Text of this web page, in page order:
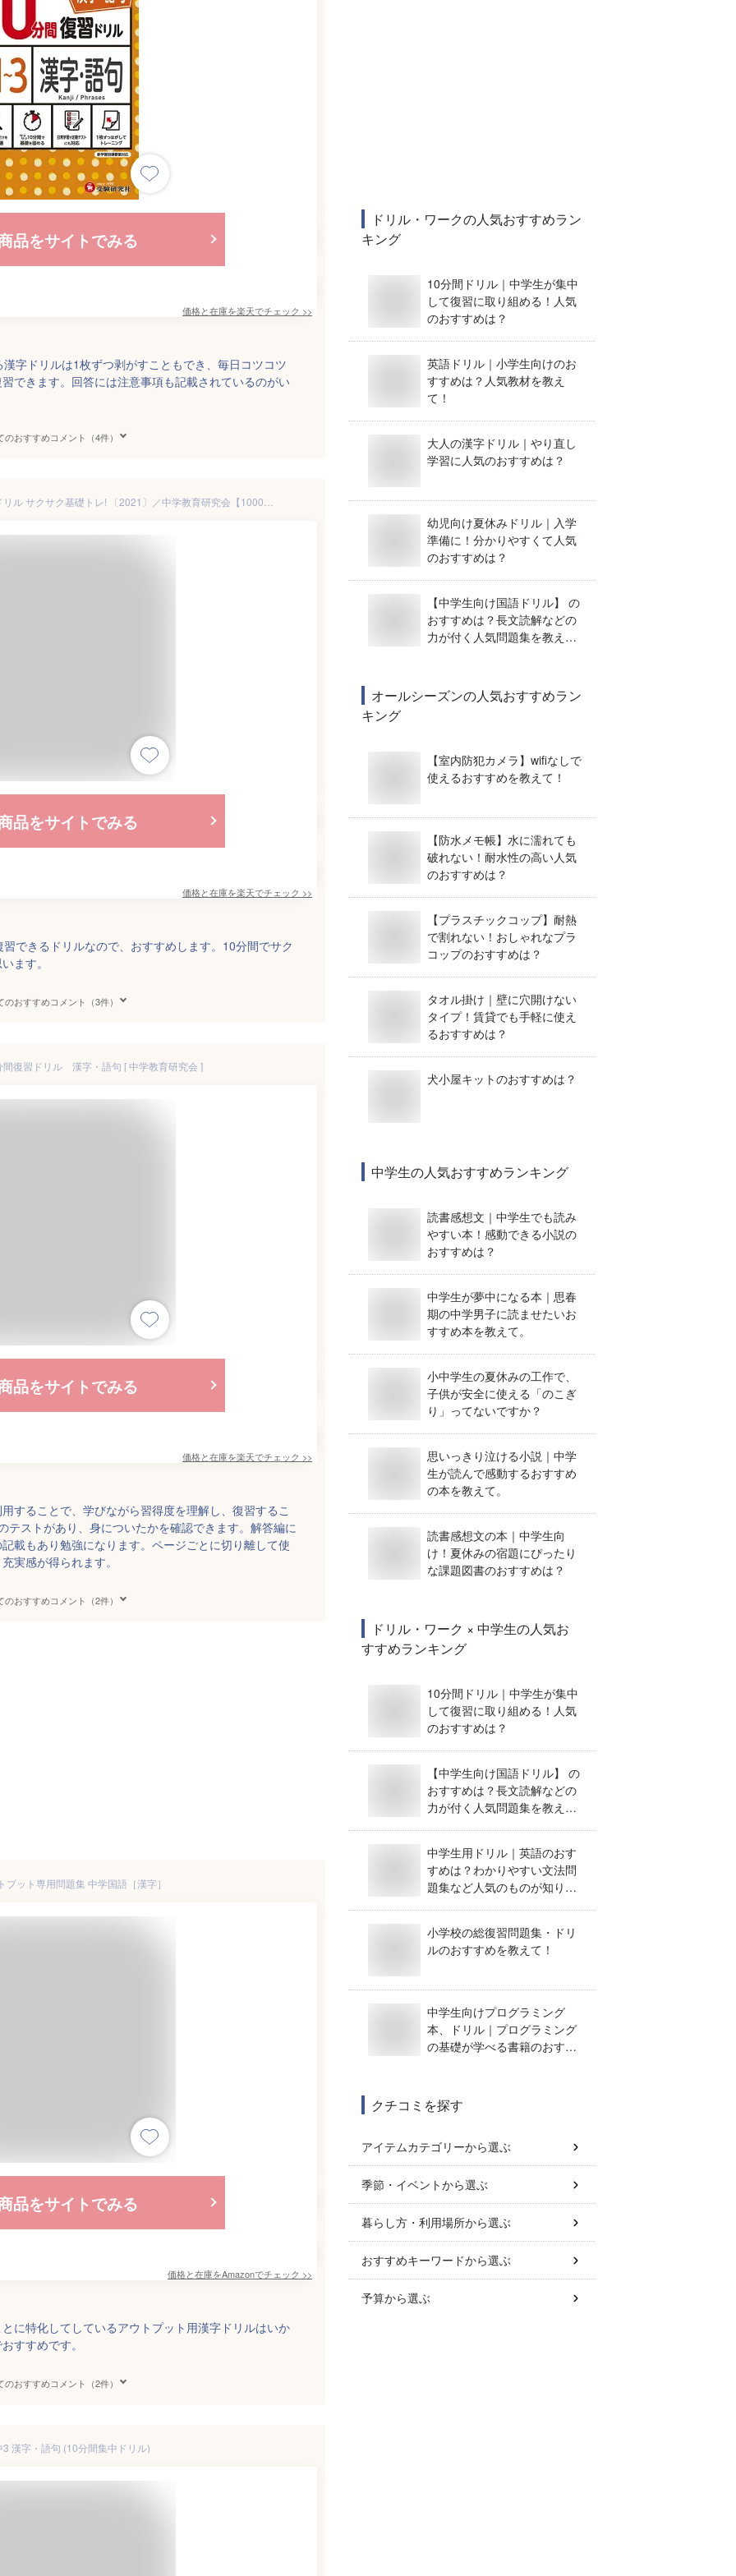
品をサイトでみる
価格と在庫を楽天でチェック >>
字ドリルは1枚ずつ剥がすこともでき、毎日コツコツ
できます。回答には注意事項も記載されているのがい
のおすすめコメント（4件）
品をサイトでみる
価格と在庫を楽天でチェック >>
できるドリルなので、おすすめします。10分間でサク
ます。
のおすすめコメント（3件）
復習ドリル 漢字・語句 [ 中学教育研究会 ]
品をサイトでみる
価格と在庫を楽天でチェック >>
することで、学びながら習得度を理解し、復習するこ
テストがあり、身についたかを確認できます。解答編に
載もあり勉強になります。ページごとに切り離して使
実感が得られます。
のおすすめコメント（2件）
プット専用問題集 中学国語［漢字］
品をサイトでみる
価格と在庫をAmazonでチェック >>
に特化してしているアウトプット用漢字ドリルはいか
すすめです。
のおすすめコメント（2件）
3 漢字・語句 (10分間集中ドリル)
ドリル・ワークの人気おすすめラン
キング
10分間ドリル｜中学生が集中
して復習に取り組める！人気
のおすすめは？
英語ドリル｜小学生向けのお
すすめは？人気教材を教え
て！
大人の漢字ドリル｜やり直し
学習に人気のおすすめは？
幼児向け夏休みドリル｜入学
準備に！分かりやすくて人気
のおすすめは？
【中学生向け国語ドリル】 の
おすすめは？長文読解などの
力が付く人気問題集を教え
オールシーズンの人気おすすめラン
キング
【室内防犯カメラ】wifiなしで
使えるおすすめを教えて！
【防水メモ帳】水に濡れても
破れない！耐水性の高い人気
のおすすめは？
【プラスチックコップ】耐熱
で割れない！おしゃれなプラ
コップのおすすめは？
タオル掛け｜壁に穴開けない
タイプ！賃貸でも手軽に使え
るおすすめは？
犬小屋キットのおすすめは？
中学生の人気おすすめランキング
読書感想文｜中学生でも読み
やすい本！感動できる小説の
おすすめは？
中学生が夢中になる本｜思春
期の中学男子に読ませたいお
すすめ本を教えて。
小中学生の夏休みの工作で、
子供が安全に使える「のこぎ
り」ってないですか？
思いっきり泣ける小説｜中学
生が読んで感動するおすすめ
の本を教えて。
読書感想文の本｜中学生向
け！夏休みの宿題にぴったり
な課題図書のおすすめは？
ドリル・ワーク × 中学生の人気お
すすめランキング
10分間ドリル｜中学生が集中
して復習に取り組める！人気
のおすすめは？
【中学生向け国語ドリル】 の
おすすめは？長文読解などの
力が付く人気問題集を教え
中学生用ドリル｜英語のおす
すめは？わかりやすい文法問
題集など人気のものが知りた
小学校の総復習問題集・ドリ
ルのおすすめを教えて！
中学生向けプログラミング
本、ドリル｜プログラミング
の基礎が学べる書籍のおすす
クチコミを探す
アイテムカテゴリーから選ぶ
季節・イベントから選ぶ
暮らし方・利用場所から選ぶ
おすすめキーワードから選ぶ
予算から選ぶ